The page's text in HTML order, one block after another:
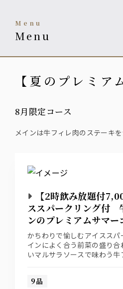
Menu
Menu
【夏のプレミ
8月限定コース
メインは牛フィレ肉のステーキ
【2時飲み放題付
ススパークリング付
ンのプレミアムサマー
かちわりで愉しむアイススパ
インによく合う前菜の盛り
いマルサラソースで味わう
ご用意！
9品